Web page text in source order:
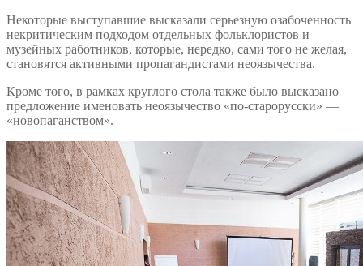
Некоторые выступавшие высказали серьезную озабоченность
некритическим подходом отдельных фольклористов и
музейных работников, которые, нередко, сами того не желая,
становятся активными пропагандистами неоязычества.
Кроме того, в рамках круглого стола также было высказано
предложение именовать неоязычество «по-старорусски» —
«новопаганством».